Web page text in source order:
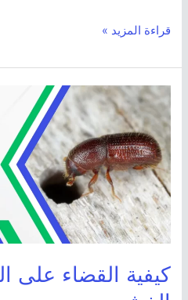
قراءة المزيد »
كيفية القضاء
كيفية
القضاء
على
السوس
في
الخشب